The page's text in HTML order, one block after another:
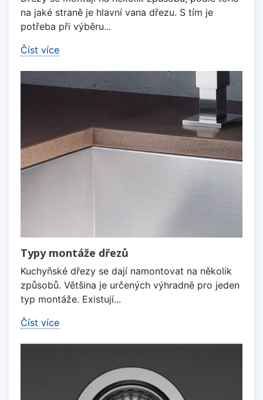
na jaké straně je hlavní vana dřezu. S tím je
potřeba při výběru...
Číst více
Typy montáže dřezů
Kuchyňské dřezy se dají namontovat na několik
způsobů. Většina je určených výhradně pro jeden
typ montáže. Existují...
Číst více